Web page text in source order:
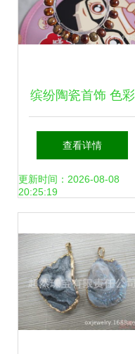
缤纷陶瓷首饰 色彩
与匠心的串珠手链
新风尚
查看详情
更新时间：2026-08-08
20:25:19